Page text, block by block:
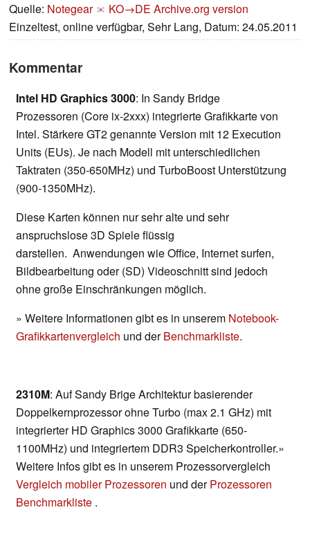
Quelle: Notegear KO→DE Archive.org version
Einzeltest, online verfügbar, Sehr Lang, Datum: 24.05.2011
Kommentar
Intel HD Graphics 3000: In Sandy Bridge
Prozessoren (Core ix-2xxx) integrierte Grafikkarte von
Intel. Stärkere GT2 genannte Version mit 12 Execution
Units (EUs). Je nach Modell mit unterschiedlichen
Taktraten (350-650MHz) und TurboBoost Unterstützung
(900-1350MHz).
Diese Karten können nur sehr alte und sehr
anspruchslose 3D Spiele flüssig
darstellen. Anwendungen wie Office, Internet surfen,
Bildbearbeitung oder (SD) Videoschnitt sind jedoch
ohne große Einschränkungen möglich.
» Weitere Informationen gibt es in unserem Notebook-
Grafikkartenvergleich und derBenchmarkliste.
2310M: Auf Sandy Brige Architektur basierender
Doppelkernprozessor ohne Turbo (max 2.1 GHz) mit
integrierter HD Graphics 3000 Grafikkarte (650-
1100MHz) und integriertem DDR3 Speicherkontroller.»
Weitere Infos gibt es in unserem Prozessorvergleich
Vergleich mobiler Prozessoren und derProzessoren
Benchmarkliste .